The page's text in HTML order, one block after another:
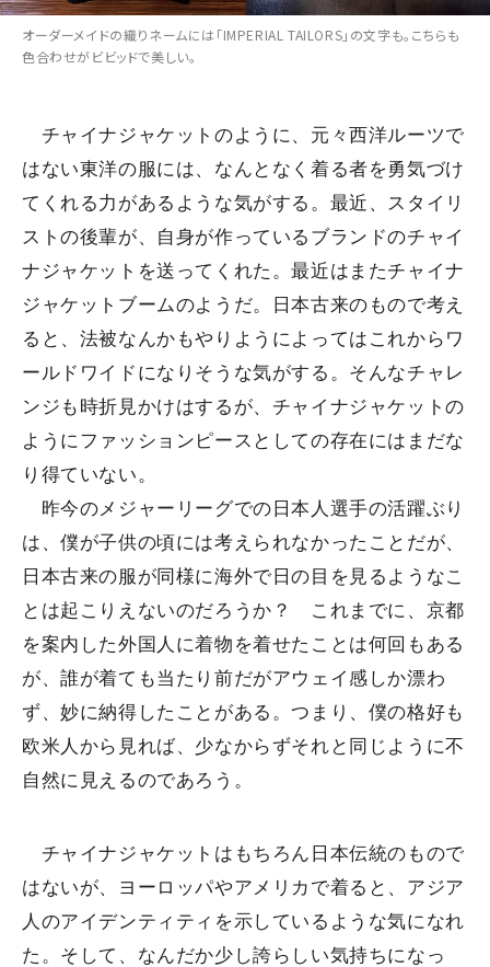
オーダーメイドの織りネームには「IMPERIAL TAILORS」の文字も。こちらも
色合わせがビビッドで美しい。
チャイナジャケットのように、元々西洋ルーツで
はない東洋の服には、なんとなく着る者を勇気づけ
てくれる力があるような気がする。最近、スタイリ
ストの後輩が、自身が作っているブランドのチャイ
ナジャケットを送ってくれた。最近はまたチャイナ
ジャケットブームのようだ。日本古来のもので考え
ると、法被なんかもやりようによってはこれからワ
ールドワイドになりそうな気がする。そんなチャレ
ンジも時折見かけはするが、チャイナジャケットの
ようにファッションピースとしての存在にはまだな
り得ていない。
昨今のメジャーリーグでの日本人選手の活躍ぶり
は、僕が子供の頃には考えられなかったことだが、
日本古来の服が同様に海外で日の目を見るようなこ
とは起こりえないのだろうか？ これまでに、京都
を案内した外国人に着物を着せたことは何回もある
が、誰が着ても当たり前だがアウェイ感しか漂わ
ず、妙に納得したことがある。つまり、僕の格好も
欧米人から見れば、少なからずそれと同じように不
自然に見えるのであろう。
チャイナジャケットはもちろん日本伝統のもので
はないが、ヨーロッパやアメリカで着ると、アジア
人のアイデンティティを示しているような気になれ
た。そして、なんだか少し誇らしい気持ちになっ